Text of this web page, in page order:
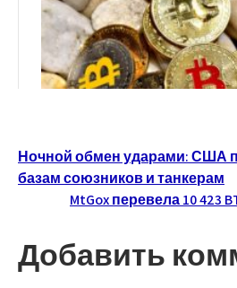
Навигация
по
Ночной обмен ударами: США
базам союзников и танкерам
MtGox перевела 10 423
Добавить